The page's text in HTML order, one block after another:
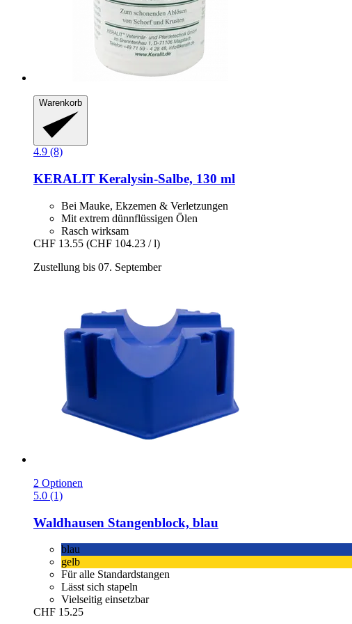
Warenkorb
4.9 (8)
KERALIT Keralysin-​Salbe, 130 ml
Bei Mauke, Ekzemen & Verletzungen
Mit extrem dünnflüssigen Ölen
Rasch wirksam
CHF 13.55 (CHF 104.23 / l)
Zustellung bis 07. September
2 Optionen
5.0 (1)
Waldhausen Stangenblock, blau
blau
gelb
Für alle Standardstangen
Lässt sich stapeln
Vielseitig einsetzbar
CHF 15.25